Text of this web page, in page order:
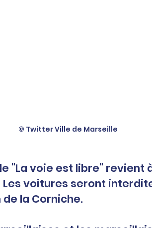
© Twitter Ville de Marseille
"La voie est libre" revient
Les voitures seront
la Corniche.